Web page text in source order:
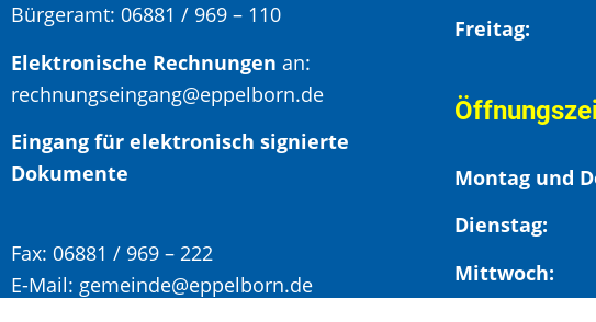
Bürgeramt: 06881 / 969 – 110
Elektronische Rechnungen an:
rechnungseingang@eppelborn.de
Eingang für elektronisch signierte
Dokumente
Fax: 06881 / 969 – 222
E-Mail: gemeinde@eppelborn.de
Montag und
Dienstag:
Mittwoch: